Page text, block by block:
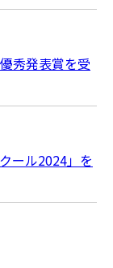
秀発表賞を受
ール2024」を